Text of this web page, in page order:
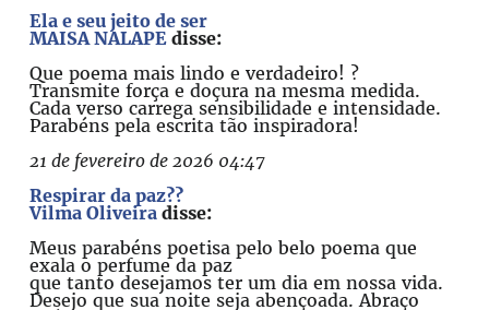
Ela e seu jeito de ser
MAISA NALAPE disse:
Que poema mais lindo e verdadeiro! ?
Transmite força e doçura na mesma medida.
Cada verso carrega sensibilidade e intensidade.
Parabéns pela escrita tão inspiradora!
21 de fevereiro de 2026 04:47
Respirar da paz??
Vilma Oliveira disse:
Meus parabéns poetisa pelo belo poema que
exala o perfume da paz
que tanto desejamos ter um dia em nossa vida.
Desejo que sua noite seja abençoada. Abraço